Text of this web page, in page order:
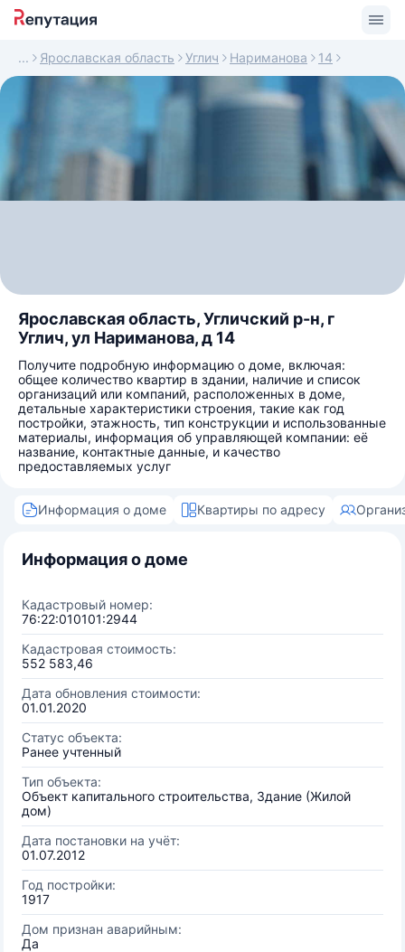
Ярославская область Углич Нариманова 14
Ярославская область, Угличский р-н, г
Углич, ул Нариманова, д 14
Получите подробную информацию о доме, включая:
общее количество квартир в здании, наличие и список
организаций или компаний, расположенных в доме,
детальные характеристики строения, такие как год
постройки, этажность, тип конструкции и использованные
материалы, информация об управляющей компании: её
название, контактные данные, и качество
предоставляемых услуг
Информация о доме Квартиры по адресу
Информация о доме
Кадастровый номер:
76:22:010101:2944
Кадастровая стоимость:
552 583,46
Дата обновления стоимости:
01.01.2020
Статус объекта:
Ранее учтенный
Тип объекта:
Объект капитального строительства, Здание (Жилой
дом)
Дата постановки на учёт:
01.07.2012
Год постройки:
1917
Дом признан аварийным:
Да